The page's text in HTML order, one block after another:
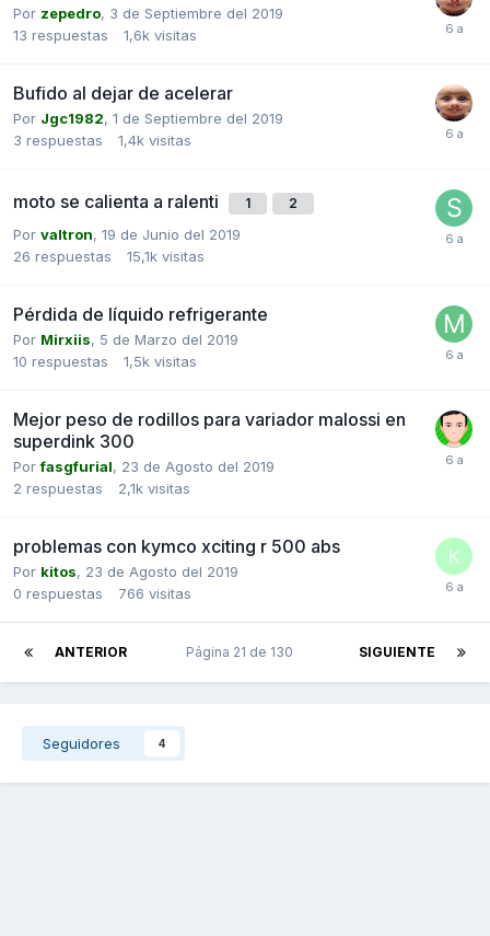
Por zepedro, 3 de Septiembre del 2019
13 respuestas 1,6k visitas
Bufido al dejar de acelerar
Por Jgc1982, 1 de Septiembre del 2019
3 respuestas 1,4k visitas
moto se calienta a ralenti 1 2
Por valtron, 19 de Junio del 2019
26 respuestas 15,1k visitas
Pérdida de líquido refrigerante
Por Mirxiis, 5 de Marzo del 2019
10 respuestas 1,5k visitas
Mejor peso de rodillos para variador malossi en
superdink 300
Porfasgfurial, 23 de Agosto del 2019
2 respuestas 2,1k visitas
problemas con kymco xciting r 500 abs
Por kitos, 23 de Agosto del 2019
0 respuestas 766 visitas
ANTERIOR SIGUIENTE
Página 21 de 130
Seguidores 4